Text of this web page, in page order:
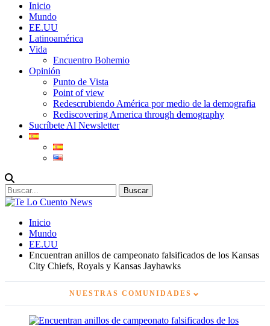
Inicio
Mundo
EE.UU
Latinoamérica
Vida
Encuentro Bohemio
Opinión
Punto de Vista
Point of view
Redescrubiendo América por medio de la demografia
Rediscovering America through demography
Sucríbete Al Newsletter
Inicio
Mundo
EE.UU
Encuentran anillos de campeonato falsificados de los Kansas
City Chiefs, Royals y Kansas Jayhawks
NUESTRAS COMUNIDADES ⌄